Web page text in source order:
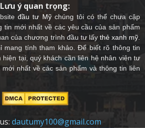
Lưu ý quan trọng:
đầu tư Mỹchúng tôi có thể chưa cập
tin mới nhất về các yêu cầu của sản phẩm
của chương trình đầu tư lấy thẻ xanh mỹ.
mang tính tham khảo. Để biết rõ thông tin
tại, quý khách cần liên hệ nhân viên tư
nhất về các sản phẩm và thông tin liên
dautumy100@gmail.com